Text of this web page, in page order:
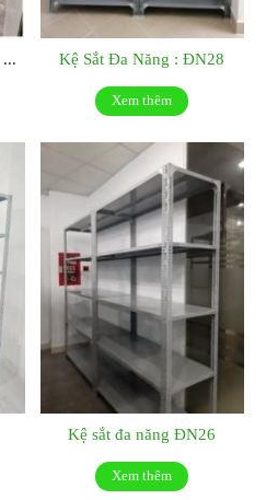
Kệ Sắt Đa Năng : ĐN28
Xem thêm
Kệ sắt đa năng ĐN26
Xem thêm